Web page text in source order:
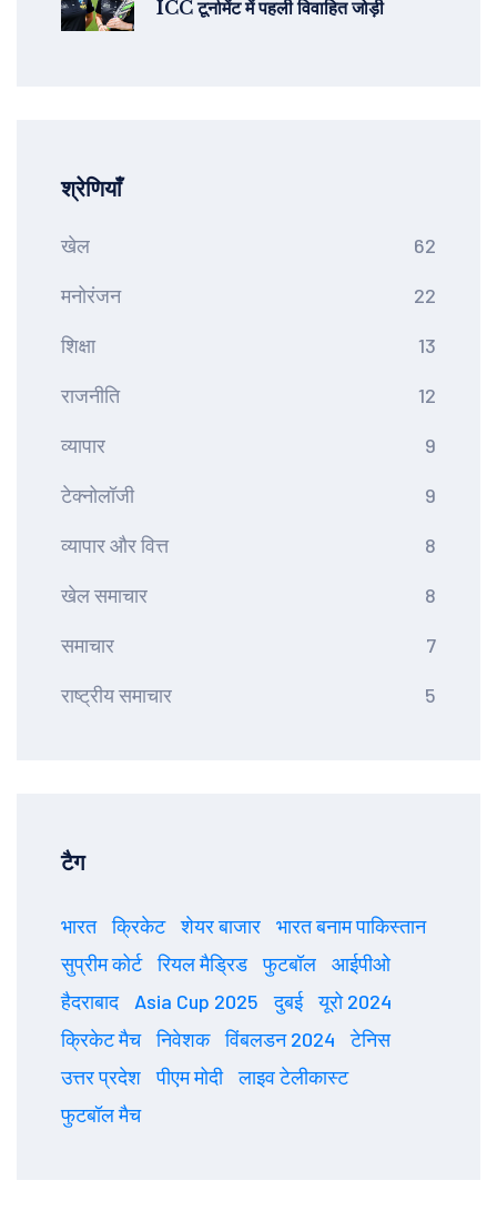
ICC टूर्नामेंट में पहली विवाहित जोड़ी
श्रेणियाँ
खेल 62
मनोरंजन 22
शिक्षा 13
राजनीति 12
व्यापार 9
टेक्नोलॉजी 9
व्यापार और वित्त 8
खेल समाचार 8
समाचार 7
राष्ट्रीय समाचार 5
टैग
भारत क्रिकेट शेयर बाजार
भारत बनाम पाकिस्तान
सुप्रीम कोर्ट
रियल मैड्रिड फुटबॉल
आईपीओ
हैदराबाद
Asia Cup 2025 दुबई
यूरो 2024
क्रिकेट मैच
निवेशक विंबलडन 2024
टेनिस
उत्तर प्रदेश
पीएम मोदी
लाइव टेलीकास्ट
फुटबॉल मैच